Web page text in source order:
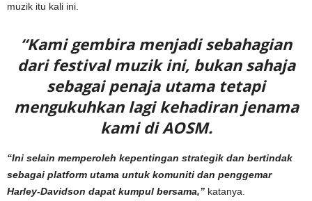
muzik itu kali ini.
“Kami gembira menjadi sebahagian
dari festival muzik ini, bukan sahaja
sebagai penaja utama tetapi
mengukuhkan lagi kehadiran jenama
kami di AOSM.
“Ini selain memperoleh kepentingan strategik dan bertindak
sebagai platform utama untuk komuniti dan penggemar
Harley-Davidson dapat kumpul bersama,” katanya.